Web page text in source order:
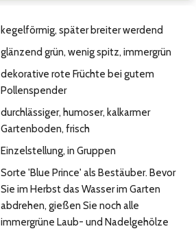
kegelförmig, später breiter werdend
glänzend grün, wenig spitz, immergrün
dekorative rote Früchte bei gutem
Pollenspender
durchlässiger, humoser, kalkarmer
Gartenboden, frisch
Einzelstellung, in Gruppen
Sorte 'Blue Prince' als Bestäuber. Bevor
Sie im Herbst das Wasser im Garten
abdrehen, gießen Sie noch alle
immergrüne Laub- und Nadelgehölze